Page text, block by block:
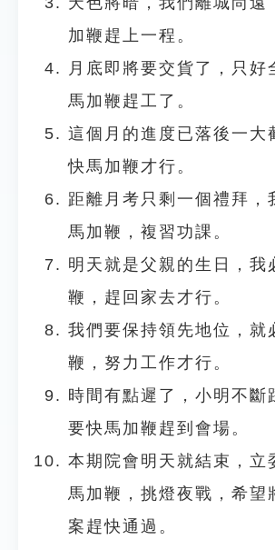
加鞭趕上一程。
月底即將要交貨了，只好
馬加鞭趕工了。
這個月的進度已落後一大
快馬加鞭才行。
距離月考只剩一個禮拜，
馬加鞭，複習功課。
明天就是父親的生日，我
鞭，趕回家去才行。
我們要保持領先地位，就
鞭，努力工作才行。
時間有點遲了，小明不斷
要快馬加鞭趕到會場。
本期院會明天就結束，立
馬加鞭，挑燈夜戰，希望
案趕快通過。